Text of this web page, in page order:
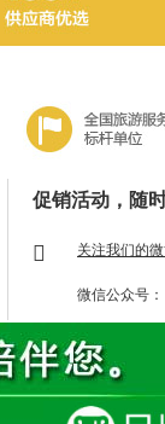
促销活动，随
关注我们的
微信公众号：